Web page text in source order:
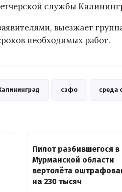
службы
выезжает
необходимых работ.
сзфо среда
Пилот разбившегося в
Мурманской области
вертолёта
на 230 тысяч